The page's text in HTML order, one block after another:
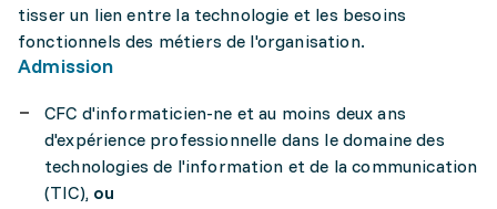
tisser un lien entre la technologie et les besoins
fonctionnels des métiers de l'organisation.
Admission
CFC d'informaticien-ne et au moins deux ans
d'expérience professionnelle dans le domaine des
technologies de l'information et de la communication
(TIC), ou